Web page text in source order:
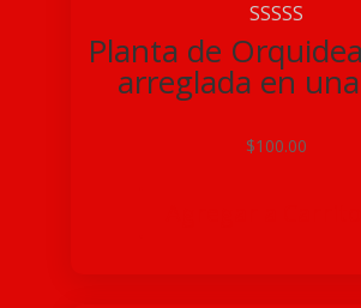
Planta de
arreglada en
$100.00